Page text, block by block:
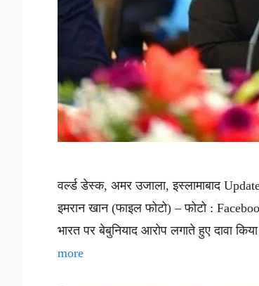
वर्ल्ड डेस्क, अमर उजाला, इस्लामाबाद
इमरान खान (फाइल फोटो) – फोटो :
भारत पर बेबुनियाद आरोप लगाते हुए दावा
more